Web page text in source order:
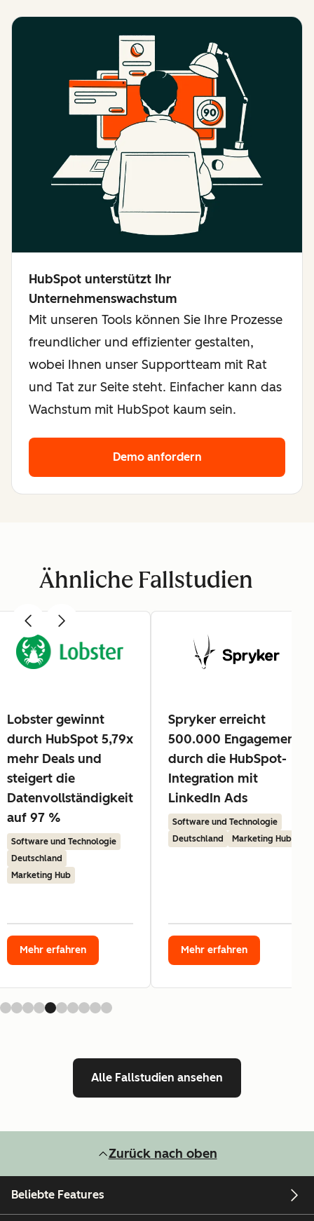
HubSpot unterstützt Ihr
Unternehmenswachstum
Mit unseren Tools können Sie Ihre Prozesse
freundlicher und effizienter gestalten,
wobei Ihnen unser Supportteam mit Rat
und Tat zur Seite steht. Einfacher kann das
Wachstum mit HubSpot kaum sein.
Demo anfordern
Ähnliche Fallstudien
Lobster gewinnt
durch HubSpot 5,79x
mehr Deals und
steigert die
Datenvollständigkeit
auf 97 %
Software und Technologie
Deutschland
Marketing Hub
Mehr erfahren
Spryker erreicht
500.000 Engagements
durch die HubSpot-
Integration mit
LinkedIn Ads
Software und Technologie
Deutschland
Marketing Hub
Mehr erfahren
Alle Fallstudien ansehen
Zurück nach oben
Beliebte Features